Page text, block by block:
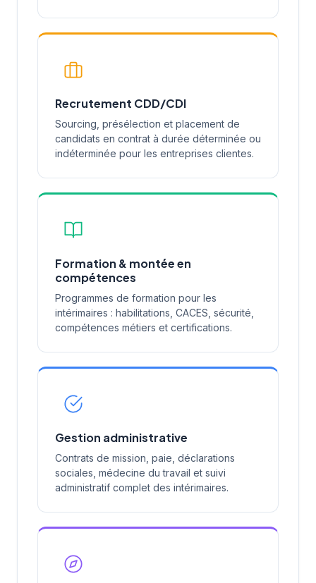
Recrutement CDD/CDI
Sourcing, présélection et placement de
candidats en contrat à durée déterminée ou
indéterminée pour les entreprises clientes.
Formation & montée en
compétences
Programmes de formation pour les
intérimaires : habilitations, CACES, sécurité,
compétences métiers et certifications.
Gestion administrative
Contrats de mission, paie, déclarations
sociales, médecine du travail et suivi
administratif complet des intérimaires.